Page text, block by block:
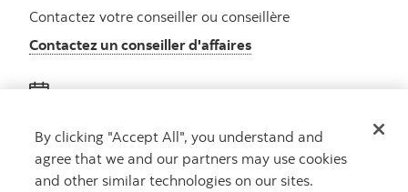
Contactez votre conseiller ou conseillère
Contactez un conseiller d'affaires
Obtenez des conseils
Rencontrez un conseiller
Prenez rendez-vous
By clicking "Accept All", you understand and
agree that we and our partners may use cookies
and other similar technologies on our sites.